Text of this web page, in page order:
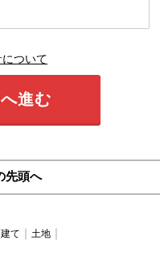
ついて
進む
先頭へ
て
土地